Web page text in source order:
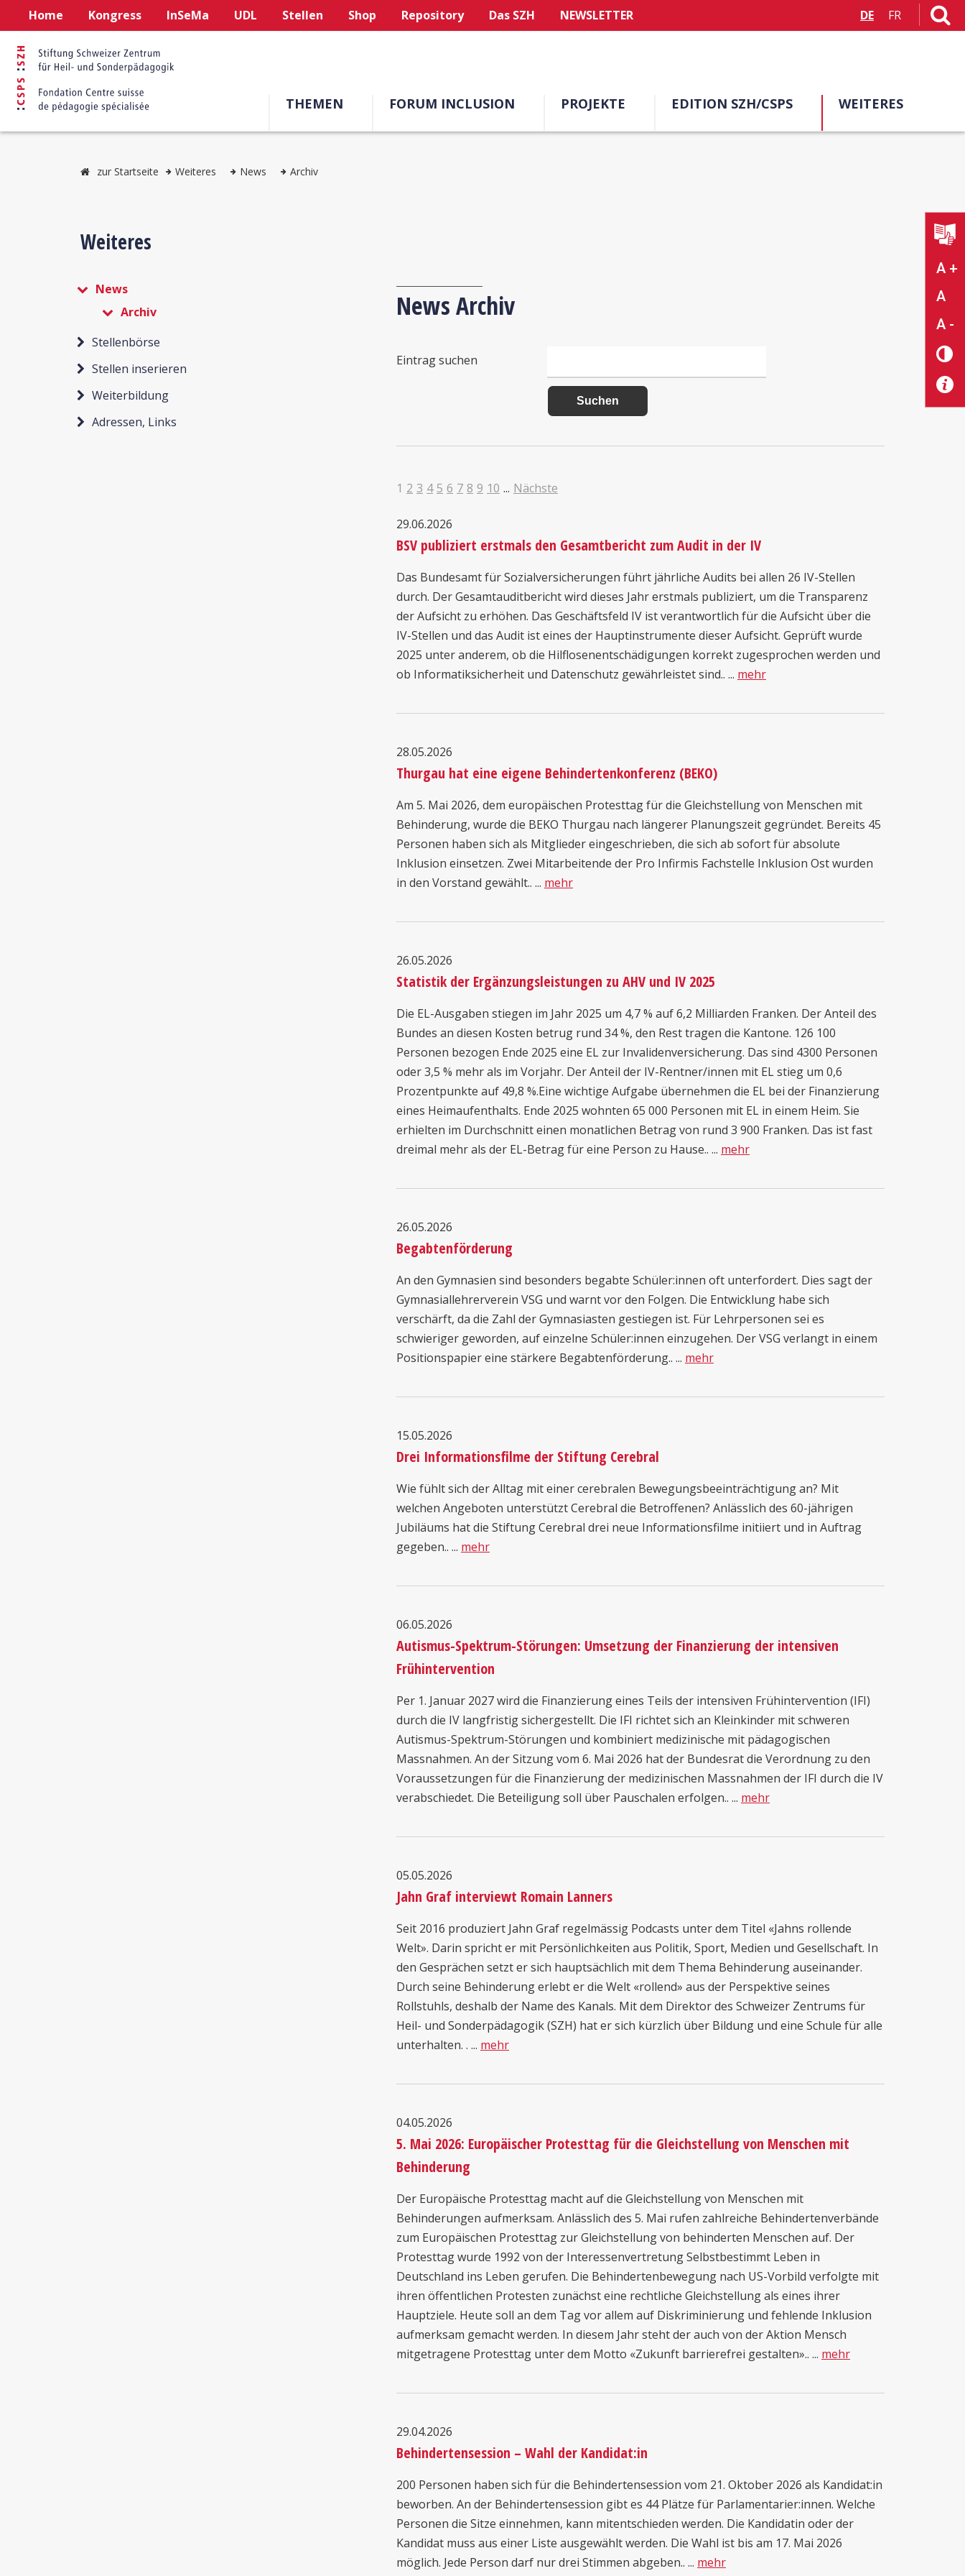
Home Kongress InSeMa UDL Stellen Shop Repository Das SZH NEWSLETTER DE FR
THEMEN FORUM INCLUSION PROJEKTE EDITION SZH/CSPS WEITERES
A +
A
A -
zur Startseite Weiteres News Archiv
Weiteres
News
Archiv
Stellenbörse
Stellen inserieren
Weiterbildung
Adressen, Links
News Archiv
Eintrag suchen
1 2 3 4 5 6 7 8 9 10 ... Nächste
29.06.2026
BSV publiziert erstmals den Gesamtbericht zum Audit in der IV
Das Bundesamt für Sozialversicherungen führt jährliche Audits bei allen 26 IV-Stellen
durch. Der Gesamtauditbericht wird dieses Jahr erstmals publiziert, um die Transparenz
der Aufsicht zu erhöhen. Das Geschäftsfeld IV ist verantwortlich für die Aufsicht über die
IV-Stellen und das Audit ist eines der Hauptinstrumente dieser Aufsicht. Geprüft wurde
2025 unter anderem, ob die Hilflosenentschädigungen korrekt zugesprochen werden und
ob Informatiksicherheit und Datenschutz gewährleistet sind.. ... mehr
28.05.2026
Thurgau hat eine eigene Behindertenkonferenz (BEKO)
Am 5. Mai 2026, dem europäischen Protesttag für die Gleichstellung von Menschen mit
Behinderung, wurde die BEKO Thurgau nach längerer Planungszeit gegründet. Bereits 45
Personen haben sich als Mitglieder eingeschrieben, die sich ab sofort für absolute
Inklusion einsetzen. Zwei Mitarbeitende der Pro Infirmis Fachstelle Inklusion Ost wurden
in den Vorstand gewählt.. ... mehr
26.05.2026
Statistik der Ergänzungsleistungen zu AHV und IV 2025
Die EL-Ausgaben stiegen im Jahr 2025 um 4,7 % auf 6,2 Milliarden Franken. Der Anteil des
Bundes an diesen Kosten betrug rund 34 %, den Rest tragen die Kantone. 126 100
Personen bezogen Ende 2025 eine EL zur Invalidenversicherung. Das sind 4300 Personen
oder 3,5 % mehr als im Vorjahr. Der Anteil der IV-Rentner/innen mit EL stieg um 0,6
Prozentpunkte auf 49,8 %.Eine wichtige Aufgabe übernehmen die EL bei der Finanzierung
eines Heimaufenthalts. Ende 2025 wohnten 65 000 Personen mit EL in einem Heim. Sie
erhielten im Durchschnitt einen monatlichen Betrag von rund 3 900 Franken. Das ist fast
dreimal mehr als der EL-Betrag für eine Person zu Hause.. ... mehr
26.05.2026
Begabtenförderung
An den Gymnasien sind besonders begabte Schüler:innen oft unterfordert. Dies sagt der
Gymnasiallehrerverein VSG und warnt vor den Folgen. Die Entwicklung habe sich
verschärft, da die Zahl der Gymnasiasten gestiegen ist. Für Lehrpersonen sei es
schwieriger geworden, auf einzelne Schüler:innen einzugehen. Der VSG verlangt in einem
Positionspapier eine stärkere Begabtenförderung.. ... mehr
15.05.2026
Drei Informationsfilme der Stiftung Cerebral
Wie fühlt sich der Alltag mit einer cerebralen Bewegungsbeeinträchtigung an? Mit
welchen Angeboten unterstützt Cerebral die Betroffenen? Anlässlich des 60-jährigen
Jubiläums hat die Stiftung Cerebral drei neue Informationsfilme initiiert und in Auftrag
gegeben.. ... mehr
06.05.2026
Autismus-Spektrum-Störungen: Umsetzung der Finanzierung der intensiven
Frühintervention
Per 1. Januar 2027 wird die Finanzierung eines Teils der intensiven Frühintervention (IFI)
durch die IV langfristig sichergestellt. Die IFI richtet sich an Kleinkinder mit schweren
Autismus-Spektrum-Störungen und kombiniert medizinische mit pädagogischen
Massnahmen. An der Sitzung vom 6. Mai 2026 hat der Bundesrat die Verordnung zu den
Voraussetzungen für die Finanzierung der medizinischen Massnahmen der IFI durch die IV
verabschiedet. Die Beteiligung soll über Pauschalen erfolgen.. ... mehr
05.05.2026
Jahn Graf interviewt Romain Lanners
Seit 2016 produziert Jahn Graf regelmässig Podcasts unter dem Titel «Jahns rollende
Welt». Darin spricht er mit Persönlichkeiten aus Politik, Sport, Medien und Gesellschaft. In
den Gesprächen setzt er sich hauptsächlich mit dem Thema Behinderung auseinander.
Durch seine Behinderung erlebt er die Welt «rollend» aus der Perspektive seines
Rollstuhls, deshalb der Name des Kanals. Mit dem Direktor des Schweizer Zentrums für
Heil- und Sonderpädagogik (SZH) hat er sich kürzlich über Bildung und eine Schule für alle
unterhalten. . ... mehr
04.05.2026
5. Mai 2026: Europäischer Protesttag für die Gleichstellung von Menschen mit
Behinderung
Der Europäische Protesttag macht auf die Gleichstellung von Menschen mit
Behinderungen aufmerksam. Anlässlich des 5. Mai rufen zahlreiche Behindertenverbände
zum Europäischen Protesttag zur Gleichstellung von behinderten Menschen auf. Der
Protesttag wurde 1992 von der Interessenvertretung Selbstbestimmt Leben in
Deutschland ins Leben gerufen. Die Behindertenbewegung nach US-Vorbild verfolgte mit
ihren öffentlichen Protesten zunächst eine rechtliche Gleichstellung als eines ihrer
Hauptziele. Heute soll an dem Tag vor allem auf Diskriminierung und fehlende Inklusion
aufmerksam gemacht werden. In diesem Jahr steht der auch von der Aktion Mensch
mitgetragene Protesttag unter dem Motto «Zukunft barrierefrei gestalten».. ... mehr
29.04.2026
Behindertensession – Wahl der Kandidat:in
200 Personen haben sich für die Behindertensession vom 21. Oktober 2026 als Kandidat:in
beworben. An der Behindertensession gibt es 44 Plätze für Parlamentarier:innen. Welche
Personen die Sitze einnehmen, kann mitentschieden werden. Die Kandidatin oder der
Kandidat muss aus einer Liste ausgewählt werden. Die Wahl ist bis am 17. Mai 2026
möglich. Jede Person darf nur drei Stimmen abgeben.. ... mehr